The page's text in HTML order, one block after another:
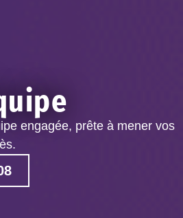
engagée, prête à mener vos